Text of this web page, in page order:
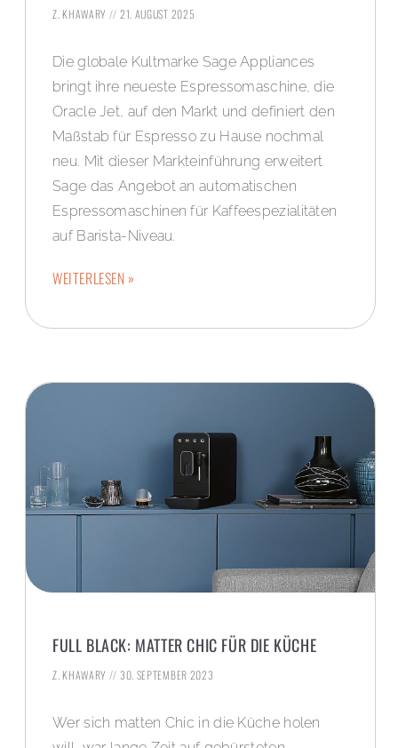
Z. KHAWARY 21. AUGUST 2025
Die globale Kultmarke Sage Appliances
bringt ihre neueste Espressomaschine, die
Oracle Jet, auf den Markt und definiert den
Maßstab für Espresso zu Hause nochmal
neu. Mit dieser Markteinführung erweitert
Sage das Angebot an automatischen
Espressomaschinen für Kaffeespezialitäten
auf Barista-Niveau.
WEITERLESEN »
FULL BLACK: MATTER CHIC FÜR DIE KÜCHE
Z. KHAWARY 30. SEPTEMBER 2023
Wer sich matten Chic in die Küche holen